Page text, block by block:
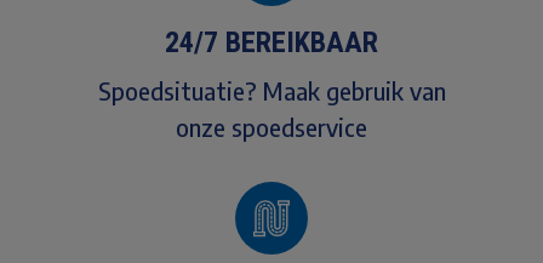
24/7 BEREIKBAAR
Spoedsituatie? Maak gebruik van
onze spoedservice